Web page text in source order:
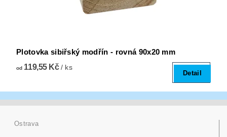
Plotovka sibiřský modřín - rovná 90x20 mm
od119,55 Kč/ ks
Detail
Ostrava